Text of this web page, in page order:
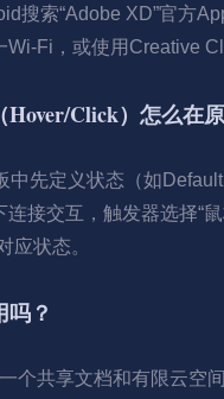
搜索“Adobe XD”官方
Wi-Fi，或使用Creative
Hover/Click）怎么在
中先定义状态（如
接交互，触发器选择“鼠
应状态。
吗？
个共享文档和有限云空